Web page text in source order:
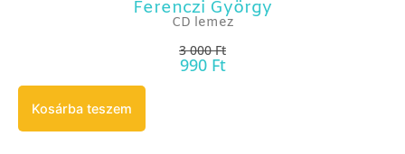
Ferenczi György
CD lemez
3 000Ft
990 Ft
Kosárba teszem